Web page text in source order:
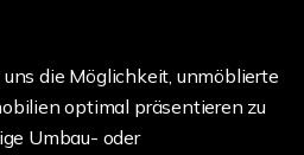
die Möglichkeit, unmöblierte
optimal präsentieren zu
Umbau- oder